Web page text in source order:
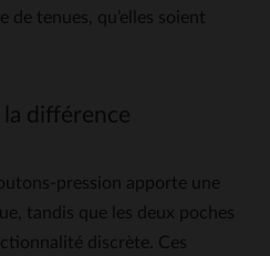
tenues, qu’elles soient
la différence
pression apporte une
tandis que les deux poches
discrète. Ces